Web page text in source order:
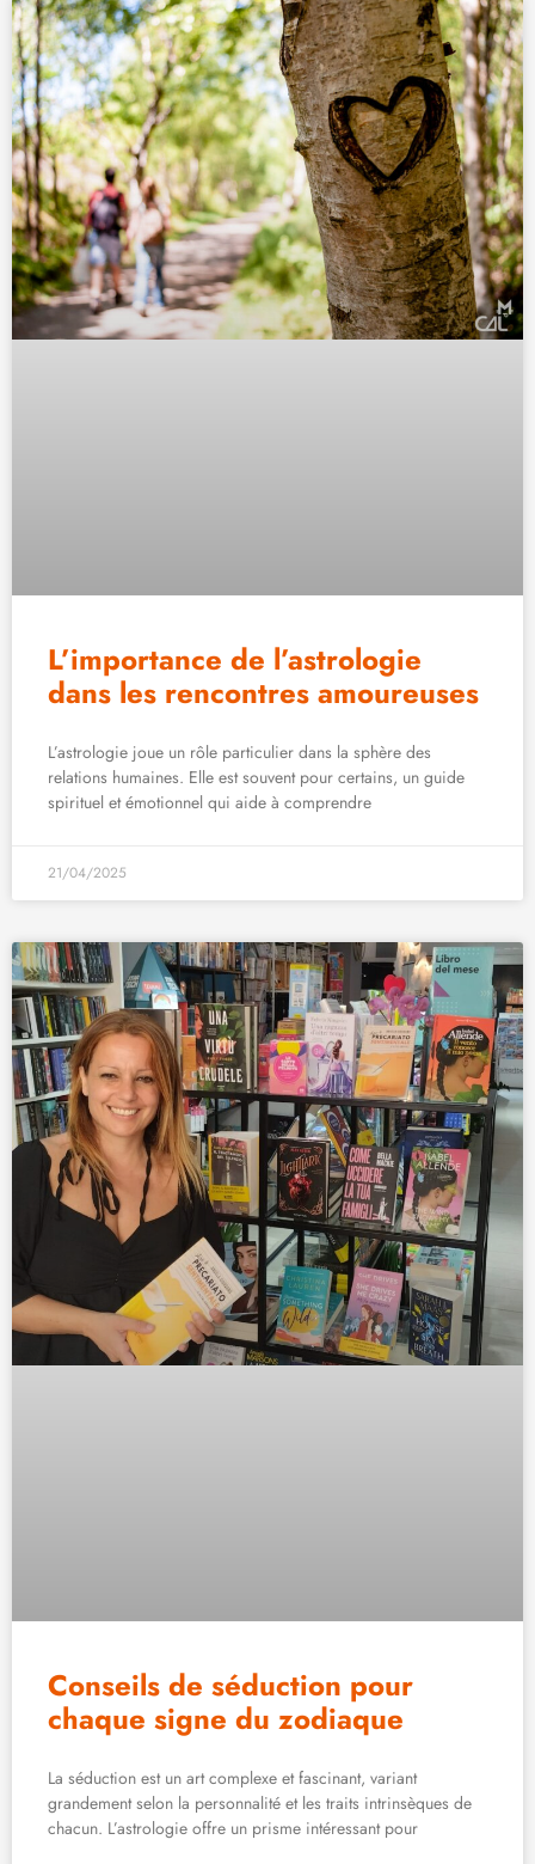
L’importance de l’astrologie
dans les rencontres amoureuses
L’astrologie joue un rôle particulier dans la sphère des
relations humaines. Elle est souvent pour certains, un guide
spirituel et émotionnel qui aide à comprendre
21/04/2025
Conseils de séduction pour
chaque signe du zodiaque
La séduction est un art complexe et fascinant, variant
grandement selon la personnalité et les traits intrinsèques de
chacun. L’astrologie offre un prisme intéressant pour